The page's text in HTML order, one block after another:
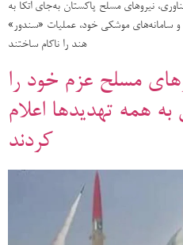
نیروهای مسلح پاکستان به‌جای اتکا به
و سامانه‌های موشکی خود، عملیات «سندور»
هند را ناکام ساختند
مسلح عزم خود را
به همه تهدیدها اعلام
کردند